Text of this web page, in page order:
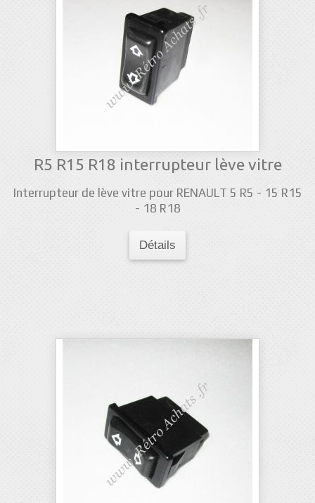
R5 R15 R18 interrupteur lève vitre
Interrupteur de lève vitre pour RENAULT 5 R5 - 15 R15
- 18 R18
Détails